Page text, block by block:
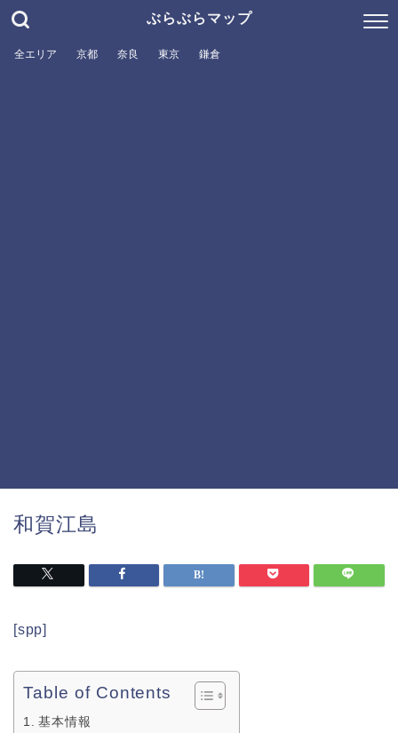
ぶらぶらマップ
全エリア 京都 奈良 東京 鎌倉
和賀江島
[spp]
Table of Contents
基本情報